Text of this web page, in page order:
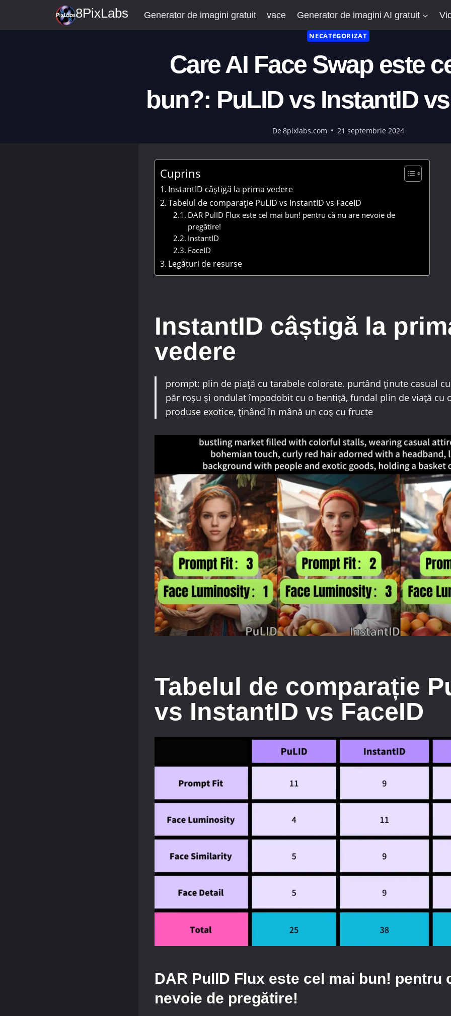
8PixLabs Generator de imagini gratuit vace Generator de imagini AI gratuit
NECATEGORIZAT
Care AI Face Swap este
bun?: PuLID vs InstantID
De 8pixlabs.com 21 septembrie 2024
Cuprins
InstantID câștigă la prima vedere
Tabelul de comparație PuLID vs InstantID vs FaceID
DAR PulID Flux este cel mai bun! pentru că nu are nevoie de
pregătire!
InstantID
FaceID
Legături de resurse
InstantID câștigă la
vedere
prompt: plin de piață cu tarabele colorate. purtând ținute casual
păr roșu și ondulat împodobit cu o bentiță, fundal plin de viață cu
produse exotice, ținând în mână un coș cu fructe
Tabelul de comparație
vs InstantID vs FaceID
DAR PulID Flux este cel mai bun! pentru
nevoie de pregătire!